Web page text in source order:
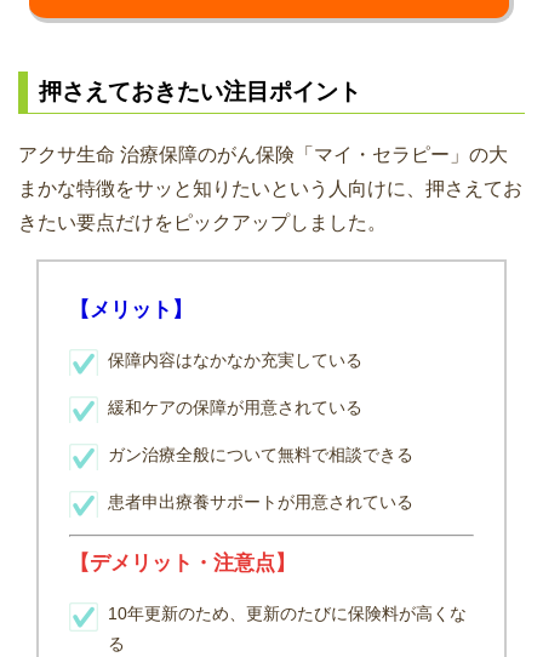
押さえておきたい注目ポイント
アクサ生命 治療保障のがん保険「マイ・セラピー」の大
まかな特徴をサッと知りたいという人向けに、押さえてお
きたい要点だけをピックアップしました。
【メリット】
保障内容はなかなか充実している
緩和ケアの保障が用意されている
ガン治療全般について無料で相談できる
患者申出療養サポートが用意されている
【デメリット・注意点】
10年更新のため、更新のたびに保険料が高くな
る